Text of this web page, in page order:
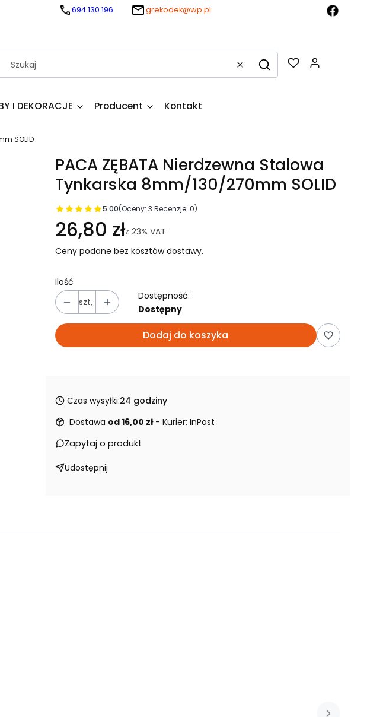
694 130 196 grekodek@wp.pl
WyczyśćSzukaj
I DEKORACJE Producent Kontakt
SOLID
PACA ZĘBATA Nierdzewna Stalowa
Tynkarska 8mm/130/270mm SOLID
5.00(Oceny: 3 Recenzje: 0)
26,80 złz 23% VAT
Ceny podane bez kosztów dostawy.
Ilość
szt,
Dostępność:
Dostępny
Dodaj do koszyka
Czas wysyłki:24 godziny
Dostawa od 16,00 zł - Kurier: InPost
Zapytaj o produkt
Udostępnij